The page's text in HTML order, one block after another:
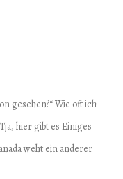
gesehen?“ Wie oft ich
hier gibt es Einiges
weht ein anderer